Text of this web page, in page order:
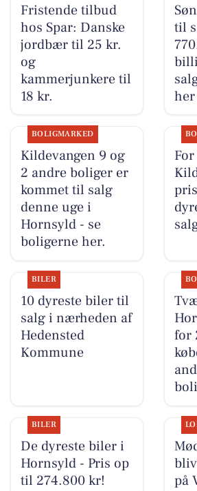
Fristende tilbud
hos Spar: Danske
jordbær til 25 kr.
og
kammerjunkere til
18 kr.
til
her
BOLIGMARKED
Kildevangen 9 og
2 andre boliger er
kommet til salg
denne uge i
Hornsyld - se
boligerne her.
BILER
10 dyreste biler til
salg i nærheden af
Hedensted
Kommune
for
BILER
De dyreste biler i
Hornsyld - Pris op
til 274.800 kr!
på